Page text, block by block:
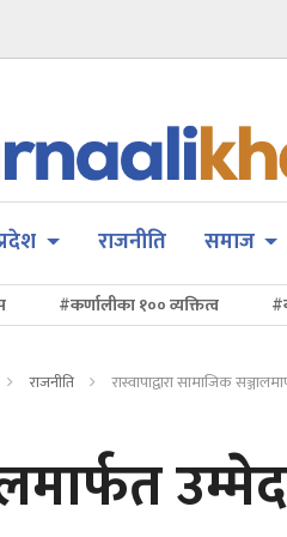
राजनीति समाज
#कर्णालीका १०० व्यक्तित्व
राजनीति रास्वापाद्वारा सामाजिक